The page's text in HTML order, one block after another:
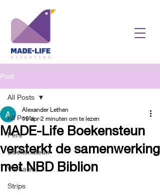
Post
All Posts
Pers
Boekensteun
Verhalen
Strips
All Posts
MADE-Life Boekensteun
versterkt de samenwerking
met NBD Biblion
Alexander Lethen
19 apr 2 minuten om te lezen